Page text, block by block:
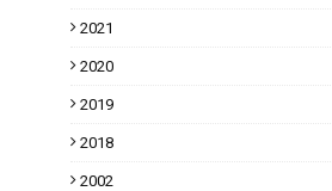
2021
2020
2019
2018
2002